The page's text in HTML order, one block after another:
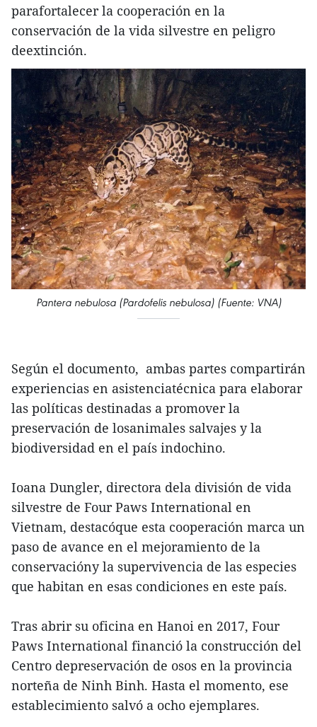
parafortalecer la cooperación en la
conservación de la vida silvestre en peligro
deextinción.
Pantera nebulosa (Pardofelis nebulosa) (Fuente: VNA)
Según el documento, ambas partes compartirán
experiencias en asistenciatécnica para elaborar
las políticas destinadas a promover la
preservación de losanimales salvajes y la
biodiversidad en el país indochino.
Ioana Dungler, directora dela división de vida
silvestre de Four Paws International en
Vietnam, destacóque esta cooperación marca un
paso de avance en el mejoramiento de la
conservacióny la supervivencia de las especies
que habitan en esas condiciones en este país.
Tras abrir su oficina en Hanoi en 2017, Four
Paws International financió la construcción del
Centro depreservación de osos en la provincia
norteña de Ninh Binh. Hasta el momento, ese
establecimiento salvó a ocho ejemplares.